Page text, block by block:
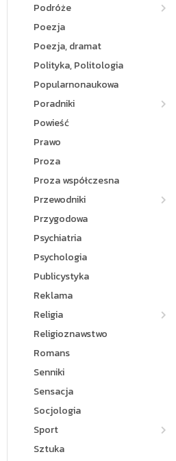
Podróże
Poezja
Poezja, dramat
Polityka, Politologia
Popularnonaukowa
Poradniki
Powieść
Prawo
Proza
Proza współczesna
Przewodniki
Przygodowa
Psychiatria
Psychologia
Publicystyka
Reklama
Religia
Religioznawstwo
Romans
Senniki
Sensacja
Socjologia
Sport
Sztuka